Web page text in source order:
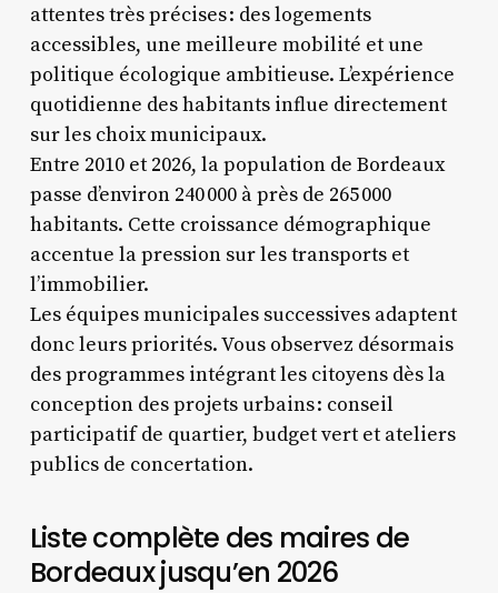
attentes très précises : des logements
accessibles, une meilleure mobilité et une
politique écologique ambitieuse. L’expérience
quotidienne des habitants influe directement
sur les choix municipaux.
Entre 2010 et 2026, la population de Bordeaux
passe d’environ 240 000 à près de 265 000
habitants. Cette croissance démographique
accentue la pression sur les transports et
l’immobilier.
Les équipes municipales successives adaptent
donc leurs priorités. Vous observez désormais
des programmes intégrant les citoyens dès la
conception des projets urbains : conseil
participatif de quartier, budget vert et ateliers
publics de concertation.
Liste complète des maires de
Bordeaux jusqu’en 2026